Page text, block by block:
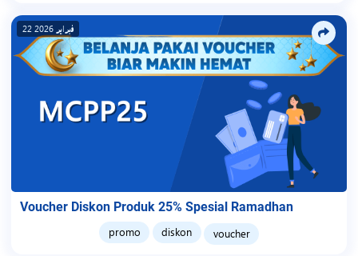
22 فبراير 2026
Voucher Diskon Produk 25% Spesial Ramadhan
promo diskon voucher